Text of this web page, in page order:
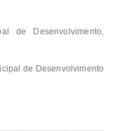
de Desenvolvimento,
de Desenvolvimento